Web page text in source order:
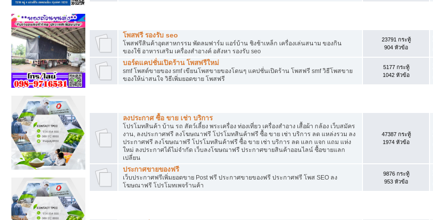
โพสฟรี รองรับ seo
โพสฟรีสินค้าอุตสาหกรรม พัดลมฟาร์ม แอร์บ้าน ชิงช้าเหล็ก เครื่องเล่นสนาม ของกิน
ของใช้ อาหารเสริม เครื่องสำอางค์ อสังหา รองรับ seo
23791 กระทู้
904 หัวข้อ
บอร์ดแคปชั่นเปิดร้าน โพสฟรีใหม่
smf โพสต์ขายของ smf เขียนโพสขายของโดนๆ แคปชั่นเปิดร้าน โพสฟรี smf วิธีโพสขาย
ของให้น่าสนใจ วิธีเพิ่มยอดขาย โพสฟรี
5177 กระทู้
1042 หัวข้อ
ลงประกาศ ซื้อ ขาย เช่า บริการ
โปรโมทสินค้า บ้าน รถ สัตว์เลี้ยง พระเครื่อง ท่องเที่ยว เครื่องสำอาง เสื้อผ้า กล้อง เว็บสมัคร
งาน, ลงประกาศฟรี ลงโฆษณาฟรี โปรโมทสินค้าฟรี ซื้อ ขาย เช่า บริการ ลด แหล่งรวม ลง
ประกาศฟรี ลงโฆษณาฟรี โปรโมทสินค้าฟรี ซื้อ ขาย เช่า บริการ ลด แลก แจก แถม แห่ง
ใหม่ ลงประกาศได้ไม่จำกัด เว็บลงโฆษณาฟรี ประกาศขายสินค้าออนไลน์ ซื้อขายแลก
เปลี่ยน
47387 กระทู้
1974 หัวข้อ
ประกาศขายของฟรี
เว็บประกาศฟรีเพิ่มยอดขาย Post ฟรี ประกาศขายของฟรี ประกาศฟรี โพส SEO ลง
โฆษณาฟรี โปรโมทเพจร้านค้า
9876 กระทู้
953 หัวข้อ